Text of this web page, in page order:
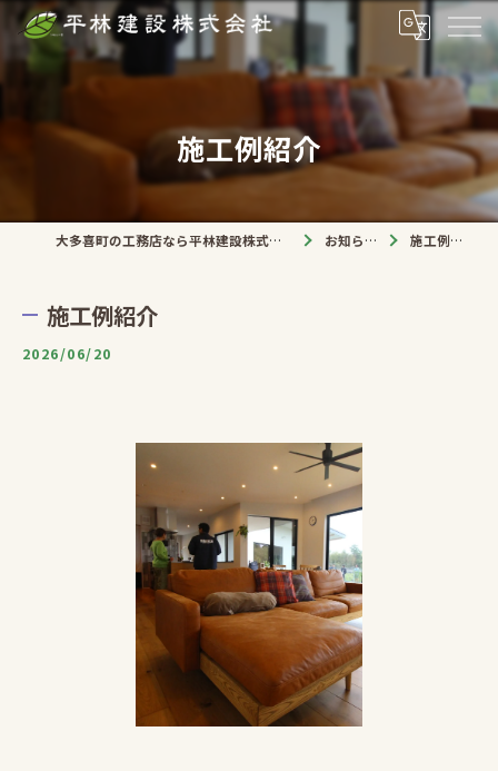
施工例紹介
大多喜町の工務店なら平林建設株式会社 お知らせ 施工例紹介
施工例紹介
2026/06/20